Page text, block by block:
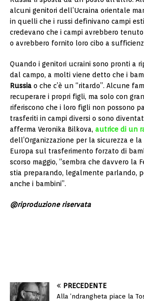
alcuni genitori dell’Ucraina orientale
in quelli che i russi definivano campi
credevano che i campi avrebbero
o avrebbero fornito loro cibo a
Quando i genitori ucraini sono pronti a
dal campo, a molti viene detto che i
Russia o che c’è un “ritardo”. Alcune
recuperare i propri figli, ma solo con
riferiscono che i loro figli non possono
trasferiti in campi diversi o sono
afferma Veronika Bilkova, autrice di un
dell’Organizzazione per la sicurezza e
Europa sul trasferimento forzato di
scorso maggio, “sembra che davvero la
stia preparando, legalmente parlando,
anche i bambini”.
@riproduzione riservata
PRECEDENTE
Alla ‘ndrangheta piace la